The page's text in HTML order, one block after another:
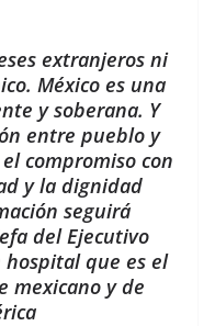
extranjeros ni
México es una
y soberana. Y
entre pueblo y
compromiso con
y la dignidad
seguirá
del Ejecutivo
que es el
mexicano y de